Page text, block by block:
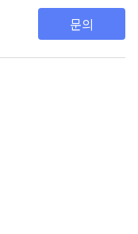
문의